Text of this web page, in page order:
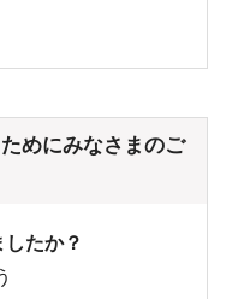
めにみなさまのご
たか？